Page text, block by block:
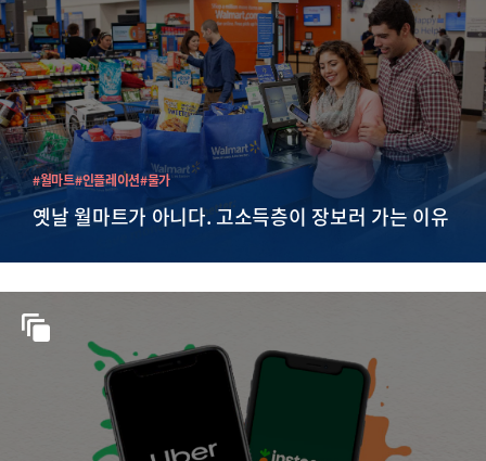
옛날 월마트가 아니다. 고소득층이 장보러 가는 이유
#월마트#인플레이션#물가